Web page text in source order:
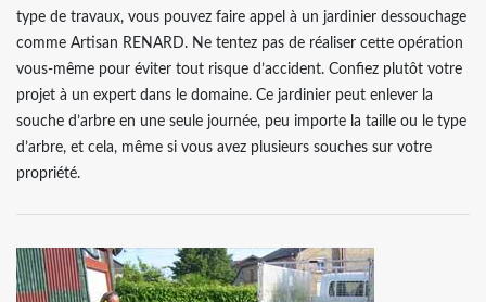
type de travaux, vous pouvez faire appel à un jardinier dessouchage
comme Artisan RENARD. Ne tentez pas de réaliser cette opération
vous-même pour éviter tout risque d’accident. Confiez plutôt votre
projet à un expert dans le domaine. Ce jardinier peut enlever la
souche d’arbre en une seule journée, peu importe la taille ou le type
d’arbre, et cela, même si vous avez plusieurs souches sur votre
propriété.